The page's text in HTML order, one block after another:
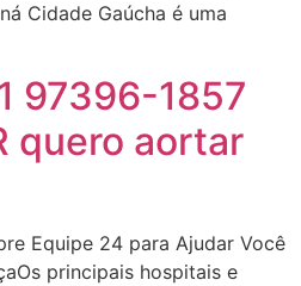
Cidade Gaúcha é uma
97396-1857
quero aortar
Equipe 24 para Ajudar Você
principais hospitais e
em
vocês sabem dizer
tomou os remédio se
que para de menstruar
se é normal ?
17:10:05